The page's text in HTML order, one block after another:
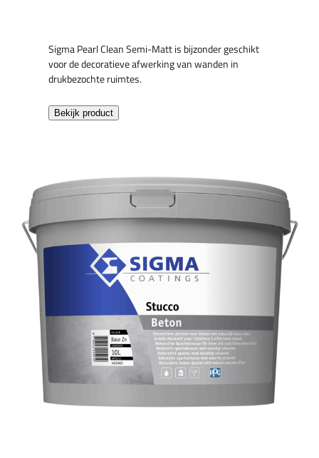
Sigma Pearl Clean Semi-Matt is bijzonder geschikt
voor de decoratieve afwerking van wanden in
drukbezochte ruimtes.
Bekijk product